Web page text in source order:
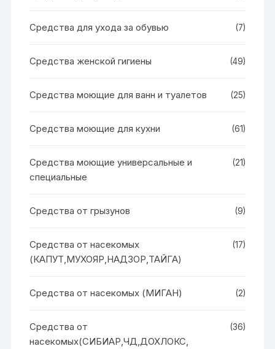
Средства для ухода за обувью (7)
Средства женской гигиены (49)
Средства моющие для ванн и туалетов (25)
Средства моющие для кухни (61)
Средства моющие универсальные и
специальные
(21)
Средства от грызунов (9)
Средства от насекомых
(КАПУТ,МУХОЯР,НАДЗОР,ТАЙГА)
(17)
Средства от насекомых (МИГАН) (2)
Средства от
насекомых(СИБИАР,ЧД,ДОХЛОКС,
(36)